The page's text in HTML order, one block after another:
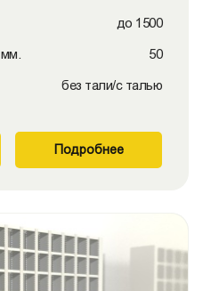
до 1500
50
без тали/с талью
Подробнее